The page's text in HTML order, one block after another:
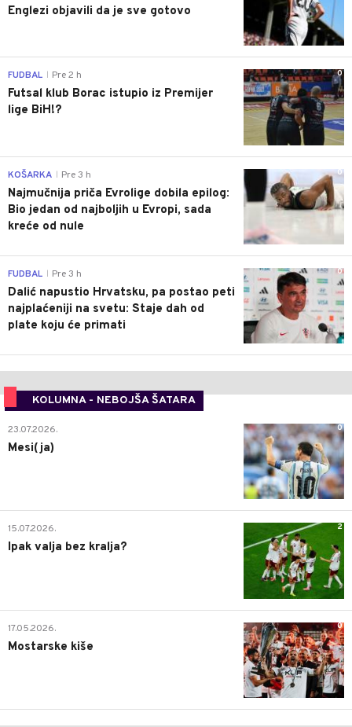
Englezi objavili da je sve gotovo
0
FUDBAL Pre 2 h
Futsal klub Borac istupio iz Premijer
lige BiH!?
0
KOŠARKA Pre 3 h
Najmučnija priča Evrolige dobila epilog:
Bio jedan od najboljih u Evropi, sada
kreće od nule
0
FUDBAL Pre 3 h
Dalić napustio Hrvatsku, pa postao peti
najplaćeniji na svetu: Staje dah od
plate koju će primati
KOLUMNA - NEBOJŠA ŠATARA
0
23.07.2026.
Mesi(ja)
2
15.07.2026.
Ipak valja bez kralja?
0
17.05.2026.
Mostarske kiše